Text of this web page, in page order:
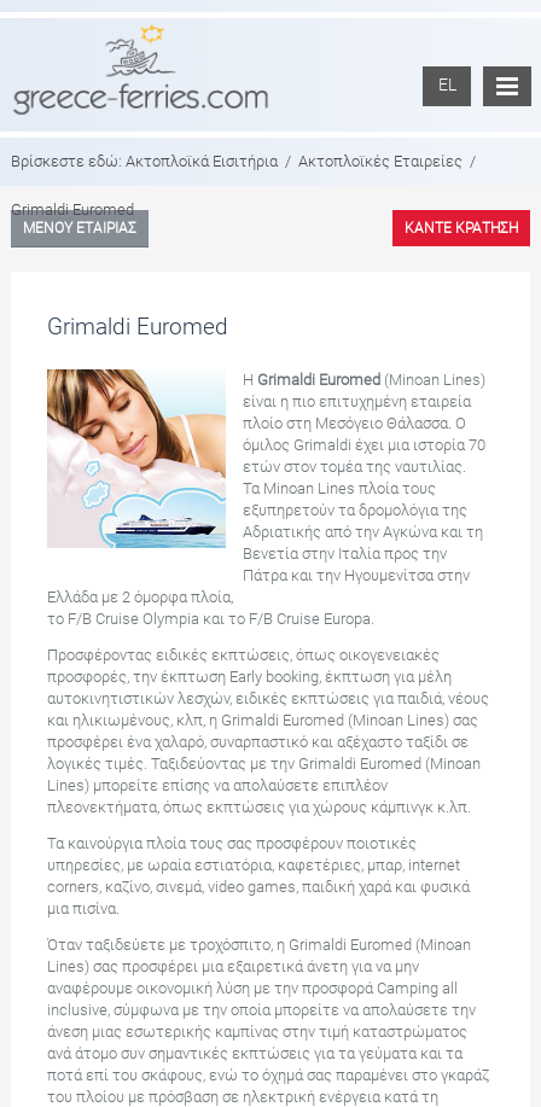
EL
Βρίσκεστε εδώ: Ακτοπλοϊκά Εισιτήρια / Ακτοπλοϊκές Εταιρείες /
Grimaldi Euromed
ΜΕΝΟΥ ΕΤΑΙΡΙΑΣ ΚΑΝΤΕ ΚΡΑΤΗΣΗ
Grimaldi Euromed
Η Grimaldi Euromed (Minoan Lines)
είναι η πιο επιτυχημένη εταιρεία
πλοίο στη Μεσόγειο Θάλασσα. Ο
όμιλος Grimaldi έχει μια ιστορία 70
ετών στον τομέα της ναυτιλίας.
Τα Minoan Lines πλοία τους
εξυπηρετούν τα δρομολόγια της
Αδριατικής από την Αγκώνα και τη
Βενετία στην Ιταλία προς την
Πάτρα και την Ηγουμενίτσα στην
Ελλάδα με 2 όμορφα πλοία,
το F/B Cruise Olympia και το F/B Cruise Europa.
Προσφέροντας ειδικές εκπτώσεις, όπως οικογενειακές
προσφορές, την έκπτωση Early booking, έκπτωση για μέλη
αυτοκινητιστικών λεσχών, ειδικές εκπτώσεις για παιδιά, νέους
και ηλικιωμένους, κλπ, η Grimaldi Euromed (Minoan Lines) σας
προσφέρει ένα χαλαρό, συναρπαστικό και αξέχαστο ταξίδι σε
λογικές τιμές. Ταξιδεύοντας με την Grimaldi Euromed (Minoan
Lines) μπορείτε επίσης να απολαύσετε επιπλέον
πλεονεκτήματα, όπως εκπτώσεις για χώρους κάμπινγκ κ.λπ.
Τα καινούργια πλοία τους σας προσφέρουν ποιοτικές
υπηρεσίες, με ωραία εστιατόρια, καφετέριες, μπαρ, internet
corners, καζίνο, σινεμά, video games, παιδική χαρά και φυσικά
μια πισίνα.
Όταν ταξιδεύετε με τροχόσπιτο, η Grimaldi Euromed (Minoan
Lines) σας προσφέρει μια εξαιρετικά άνετη για να μην
αναφέρουμε οικονομική λύση με την προσφορά Camping all
inclusive, σύμφωνα με την οποία μπορείτε να απολαύσετε την
άνεση μιας εσωτερικής καμπίνας στην τιμή καταστρώματος
ανά άτομο συν σημαντικές εκπτώσεις για τα γεύματα και τα
ποτά επί του σκάφους, ενώ το όχημά σας παραμένει στο γκαράζ
του πλοίου με πρόσβαση σε ηλεκτρική ενέργεια κατά τη